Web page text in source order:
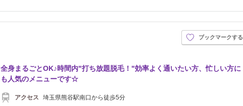
ブックマークする
全身まるごとOK♪時間内"打ち放題脱毛！"効率よく通いたい方、忙しい方に
も人気のメニューです☆
アクセス
埼玉県熊谷駅南口から徒歩5分